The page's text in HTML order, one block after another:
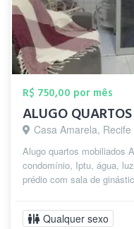
R$ 750,00 por mês
ALUGO QUARTOS
Casa Amarela, Recife
Alugo quartos mobiliados
condomínio, Iptu, água,
prédio com sala de
Qualquer sexo